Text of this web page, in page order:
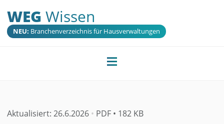
WEG Wissen
NEU: Branchenverzeichnis für Hausverwaltungen
Aktualisiert: 26.6.2026• PDF• 182 KB